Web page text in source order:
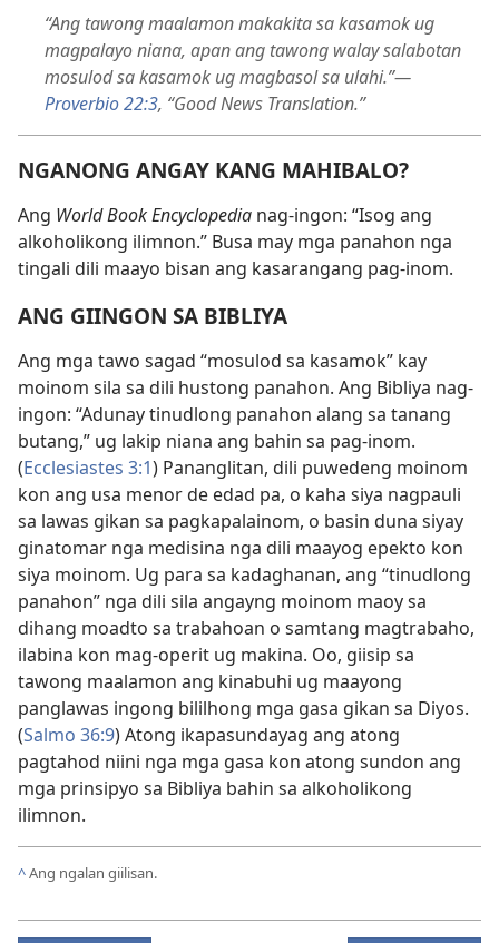
“Ang tawong maalamon makakita sa kasamok ug
magpalayo niana, apan ang tawong walay salabotan
mosulod sa kasamok ug magbasol sa ulahi.”—
Proverbio 22:3, “Good News Translation.”
NGANONG ANGAY KANG MAHIBALO?
Ang World Book Encyclopedia nag-ingon: “Isog ang
alkoholikong ilimnon.” Busa may mga panahon nga
tingali dili maayo bisan ang kasarangang pag-inom.
ANG GIINGON SA BIBLIYA
Ang mga tawo sagad “mosulod sa kasamok” kay
moinom sila sa dili hustong panahon. Ang Bibliya nag-
ingon: “Adunay tinudlong panahon alang sa tanang
butang,” ug lakip niana ang bahin sa pag-inom.
(Ecclesiastes 3:1) Pananglitan, dili puwedeng moinom
kon ang usa menor de edad pa, o kaha siya nagpauli
sa lawas gikan sa pagkapalainom, o basin duna siyay
ginatomar nga medisina nga dili maayog epekto kon
siya moinom. Ug para sa kadaghanan, ang “tinudlong
panahon” nga dili sila angayng moinom maoy sa
dihang moadto sa trabahoan o samtang magtrabaho,
ilabina kon mag-operit ug makina. Oo, giisip sa
tawong maalamon ang kinabuhi ug maayong
panglawas ingong bililhong mga gasa gikan sa Diyos.
(Salmo 36:9) Atong ikapasundayag ang atong
pagtahod niini nga mga gasa kon atong sundon ang
mga prinsipyo sa Bibliya bahin sa alkoholikong
ilimnon.
^Ang ngalan giilisan.